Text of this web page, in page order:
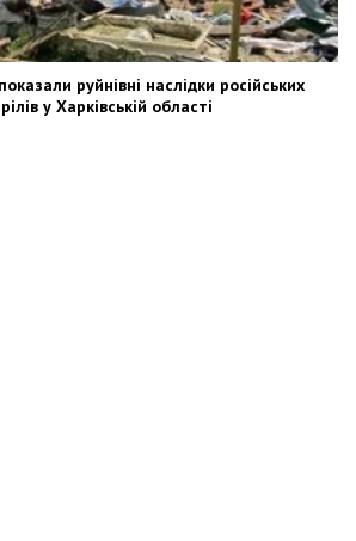
руйнівні наслідки російських
у Харківській області